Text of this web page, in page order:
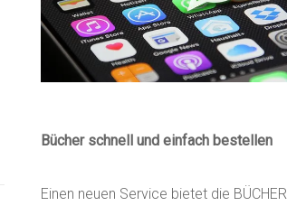
Bücher schnell und einfach bestellen
Einen neuen Service bietet die